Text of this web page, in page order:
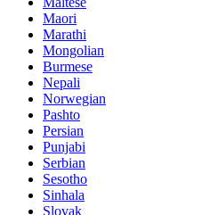
Maori
Marathi
Mongolian
Burmese
Nepali
Norwegian
Pashto
Persian
Punjabi
Serbian
Sesotho
Sinhala
Slovak